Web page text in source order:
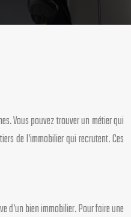
Vous pouvez trouver un métier qui
de l’immobilier qui recrutent. Ces
d’un bien immobilier. Pour faire une